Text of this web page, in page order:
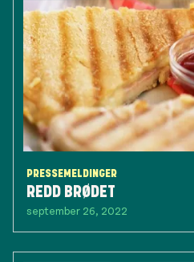
PRESSEMELDINGER
REDD BRØDET
september 26, 2022